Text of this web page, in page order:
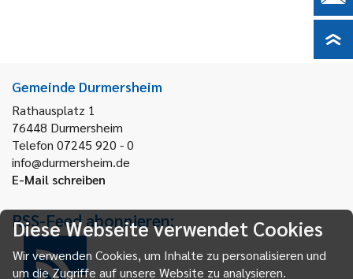
Gemeinde Durmersheim
Rathausplatz 1
76448 Durmersheim
Telefon 07245 920 - 0
info@durmersheim.de
E-Mail schreiben
RSS-Feed abonnieren:
Diese Webseite verwendet Cookies
Wir verwenden Cookies, um Inhalte zu personalisieren und
um die Zugriffe auf unsere Website zu analysieren.